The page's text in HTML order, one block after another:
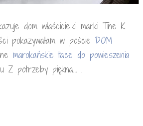
dom właścicielki marki Tine K.
pokazywałam w poście DOM
marokańskie tace do powieszenia
Z potrzeby piękna… .